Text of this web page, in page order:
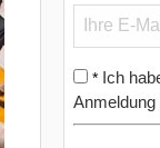
* Ich